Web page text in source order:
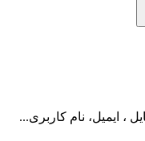
، ایمیل، نام کاربری...